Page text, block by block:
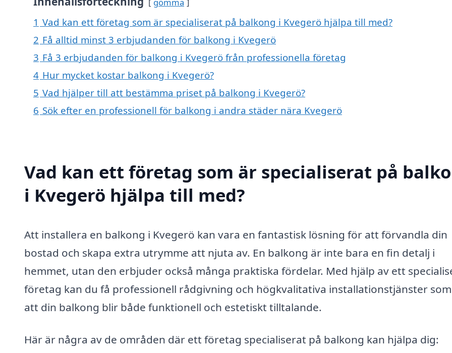
gömma
1 Vad kan ett företag som är specialiserat på balkong i Kvegerö hjälpa till med?
2 Få alltid minst 3 erbjudanden för balkong i Kvegerö
3 Få 3 erbjudanden för balkong i Kvegerö från professionella företag
4 Hur mycket kostar balkong i Kvegerö?
5 Vad hjälper till att bestämma priset på balkong i Kvegerö?
6 Sök efter en professionell för balkong i andra städer nära Kvegerö
Vad kan ett företag som är specialiserat på
i Kvegerö hjälpa till med?
Att installera en balkong i Kvegerö kan vara en fantastisk lösning för att förvandla din
bostad och skapa extra utrymme att njuta av. En balkong är inte bara en fin detalj i
hemmet, utan den erbjuder också många praktiska fördelar. Med hjälp av ett
företag kan du få professionell rådgivning och högkvalitativa installationstjänster
att din balkong blir både funktionell och estetiskt tilltalande.
Här är några av de områden där ett företag specialiserat på balkong kan hjälpa dig: